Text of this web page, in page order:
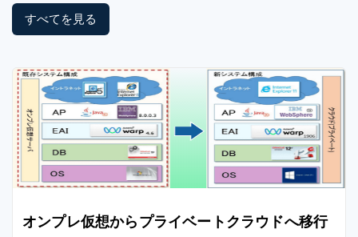
すべてを見る
オンプレ仮想からプライベートクラウドへ移行